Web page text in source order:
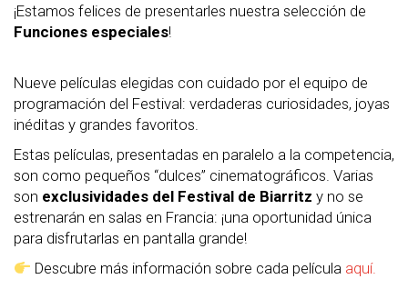
¡Estamos felices de presentarles nuestra selección de
Funciones especiales!
Nueve películas elegidas con cuidado por el equipo de
programación del Festival: verdaderas curiosidades, joyas
inéditas y grandes favoritos.
Estas películas, presentadas en paralelo a la competencia,
son como pequeños “dulces” cinematográficos. Varias
son exclusividades del Festival de Biarritz y no se
estrenarán en salas en Francia: ¡una oportunidad única
para disfrutarlas en pantalla grande!
Descubre más información sobre cada película aquí.